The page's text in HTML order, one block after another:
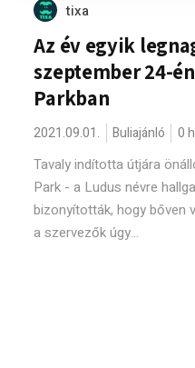
tixa
Az év egyik
szeptember 24-
Parkban
2021.09.01. Buliajánló 0
Tavaly indította útjára
Park - a Ludus névre
bizonyították, hogy bőven
a szervezők úgy...